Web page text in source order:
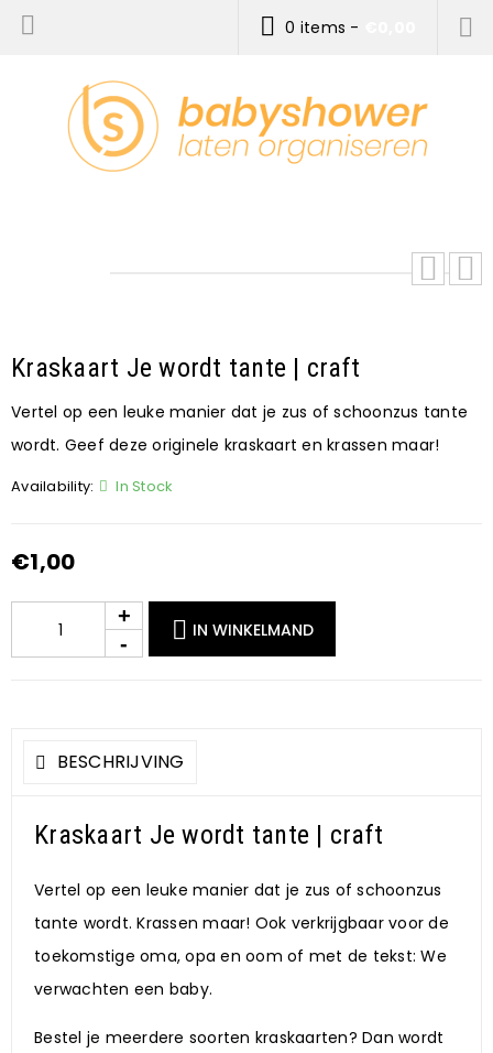
0 items -
Kraskaart Je wordt tante | craft
Vertel op een leuke manier dat je zus of schoonzus tante
wordt. Geef deze originele kraskaart en krassen maar!
Availability: In Stock
€1,00
IN WINKELMAND
BESCHRIJVING
Kraskaart Je wordt tante | craft
Vertel op een leuke manier dat je zus of schoonzus
tante wordt. Krassen maar! Ook verkrijgbaar voor de
toekomstige oma, opa en oom of met de tekst: We
verwachten een baby.
Bestel je meerdere soorten kraskaarten? Dan wordt